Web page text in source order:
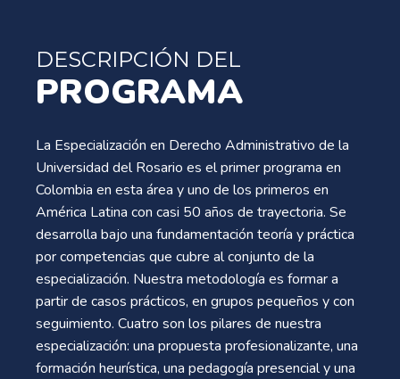
DESCRIPCIÓN DEL
PROGRAMA
La Especialización en Derecho Administrativo de la
Universidad del Rosario es el primer programa en
Colombia en esta área y uno de los primeros en
América Latina con casi 50 años de trayectoria. Se
desarrolla bajo una fundamentación teoría y práctica
por competencias que cubre al conjunto de la
especialización. Nuestra metodología es formar a
partir de casos prácticos, en grupos pequeños y con
seguimiento. Cuatro son los pilares de nuestra
especialización: una propuesta profesionalizante, una
formación heurística, una pedagogía presencial y una